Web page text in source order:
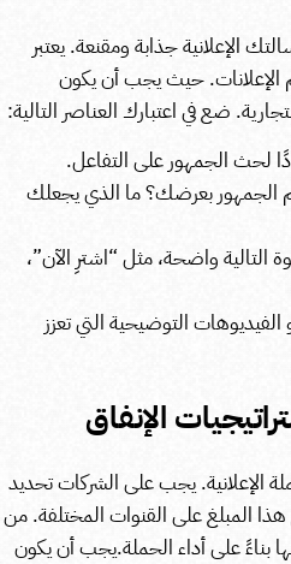
الإعلانية جذابة ومقنعة. يعتبر
الإعلانات. حيث يجب أن يكون
ضع في اعتبارك العناصر التالية:
لحث الجمهور على التفاعل.
الجمهور بعرضك؟ ما الذي يجعلك
التالية واضحة، مثل “اشترِ الآن”،
التوضيحية التي تعزز
الإعلانية. يجب على الشركات تحديد
هذا المبلغ على القنوات المختلفة. من
بناءً على أداء الحملة.يجب أن يكون